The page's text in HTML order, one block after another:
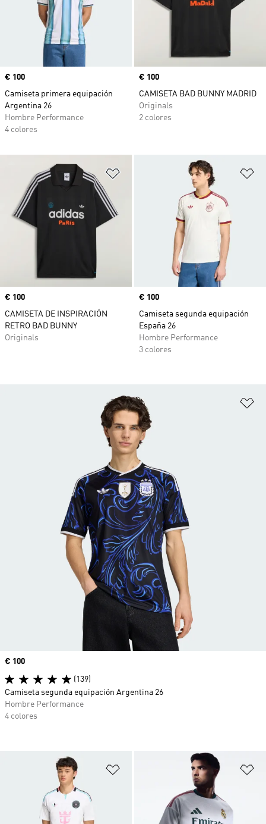
Precio
€ 100
Camiseta primera equipación
Argentina 26
Hombre Performance
4 colores
Precio
€ 100
CAMISETA BAD BUNNY MADRID
Originals
2 colores
Añadir a la lista de deseos
Precio
€ 100
CAMISETA DE INSPIRACIÓN
RETRO BAD BUNNY
Originals
Precio
€ 100
Camiseta segunda equipación
España 26
Hombre Performance
3 colores
Añadir a la lista de deseos
Precio
€ 100
(139)
Camiseta segunda equipación Argentina 26
Hombre Performance
4 colores